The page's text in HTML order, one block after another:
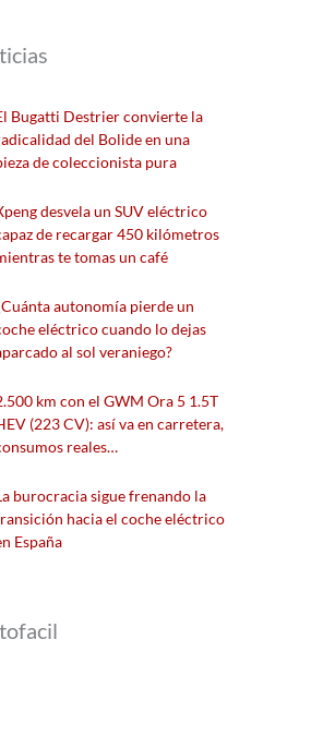
Bugatti Destrier convierte la
del Bolide en una
de coleccionista pura
desvela un SUV eléctrico
de recargar 450 kilómetros
te tomas un café
autonomía pierde un
eléctrico cuando lo dejas
al sol veraniego?
km con el GWM Ora 5 1.5T
(223 CV): así va en carretera,
reales…
burocracia sigue frenando la
hacia el coche eléctrico
España